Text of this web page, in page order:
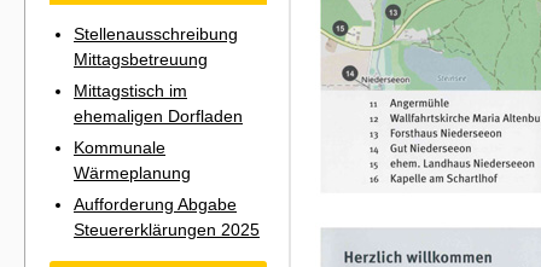
Stellenausschreibung
Mittagsbetreuung
Mittagstisch im
ehemaligen Dorfladen
Kommunale
Wärmeplanung
Aufforderung Abgabe
Steuererklärungen 2025